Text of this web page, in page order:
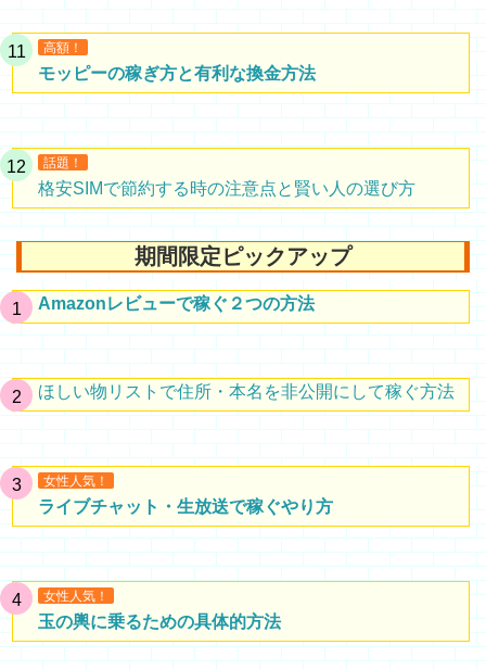
高額！
モッピーの稼ぎ方と有利な換金方法
話題！
格安SIMで節約する時の注意点と賢い人の選び方
期間限定ピックアップ
Amazonレビューで稼ぐ２つの方法
ほしい物リストで住所・本名を非公開にして稼ぐ方法
女性人気！
ライブチャット・生放送で稼ぐやり方
女性人気！
玉の輿に乗るための具体的方法